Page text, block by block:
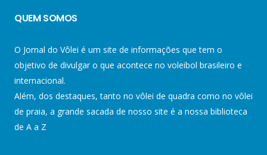
QUEM SOMOS
O Jornal do Vôlei é um site de informações que tem o
objetivo de divulgar o que acontece no voleibol brasileiro e
internacional.
Além, dos destaques, tanto no vôlei de quadra como no vôlei
de praia, a grande sacada de nosso site é a nossa biblioteca
de A a Z